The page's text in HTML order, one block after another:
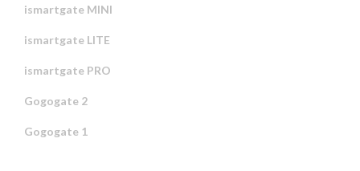
ismartgate MINI
ismartgate LITE
ismartgate PRO
Gogogate 2
Gogogate 1